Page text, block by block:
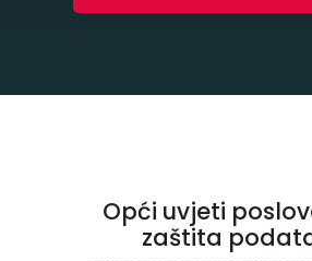
Opći uvjeti
zaštita